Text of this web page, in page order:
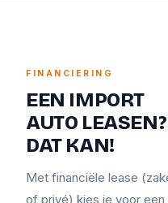
FINANCIERING
EEN IMPORT
AUTO
DAT KAN!
Met financiële lease
of privé) kies je voor een